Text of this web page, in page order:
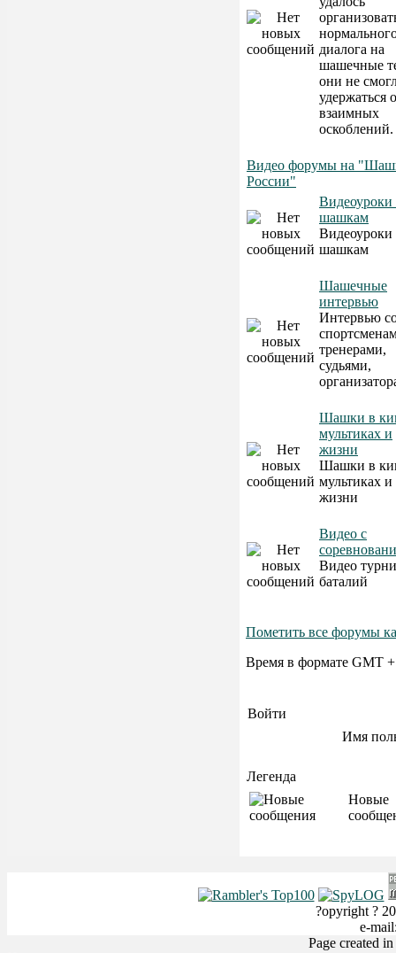
диалога на
шашечные
они не
удержаться
взаимных
оскоблений.
Видео форумы на
России"
Видеоуроки
шашкам
Видеоуроки
шашкам
Шашечные
интервью
Интервью
тренерами,
судьями,
Шашки в
мультиках и
жизни
Шашки в
мультиках и
жизни
Видео с
Видео
баталий
Пометить все форумы
Время в формате GMT
Войти
Имя
Легенда
Новые
?opyright ?
e-
Page created